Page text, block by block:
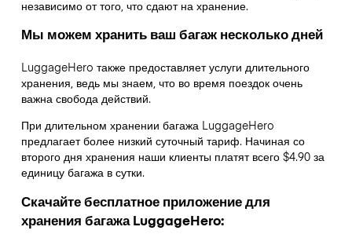
независимо от того, что сдают на хранение.
Мы можем хранить ваш багаж несколько дней
LuggageHero также предоставляет услуги длительного
хранения, ведь мы знаем, что во время поездок очень
важна свобода действий.
При длительном хранении багажа LuggageHero
предлагает более низкий суточный тариф. Начиная со
второго дня хранения наши клиенты платят всего $4.90 за
единицу багажа в сутки.
Скачайте бесплатное приложение для
хранения багажа LuggageHero: